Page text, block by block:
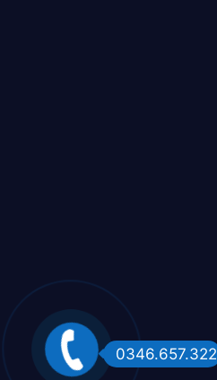
0346.657.322